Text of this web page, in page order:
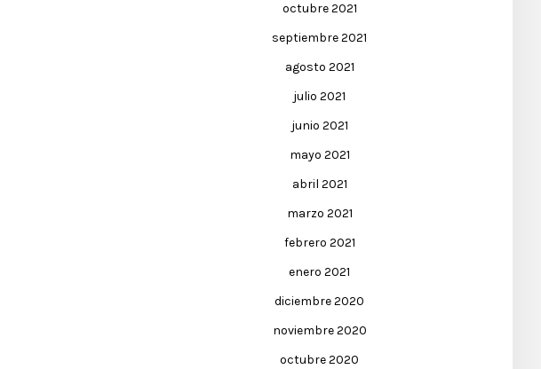
octubre 2021
septiembre 2021
agosto 2021
julio 2021
junio 2021
mayo 2021
abril 2021
marzo 2021
febrero 2021
enero 2021
diciembre 2020
noviembre 2020
octubre 2020